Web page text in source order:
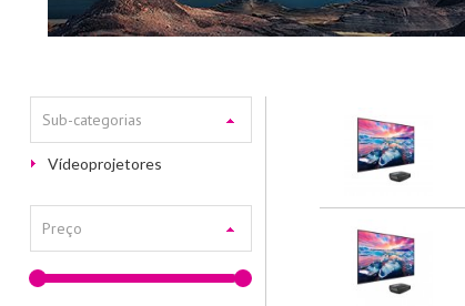
Sub-categorias
Vídeoprojetores
Preço